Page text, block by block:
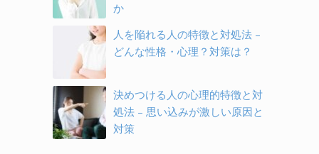
か
人を陥れる人の特徴と対処法 –
どんな性格・心理？対策は？
決めつける人の心理的特徴と対
処法 – 思い込みが激しい原因と
対策